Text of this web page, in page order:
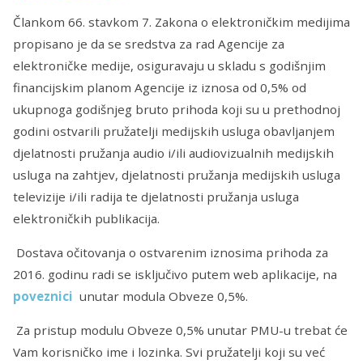
Člankom 66. stavkom 7. Zakona o elektroničkim medijima
propisano je da se sredstva za rad Agencije za
elektroničke medije, osiguravaju u skladu s godišnjim
financijskim planom Agencije iz iznosa od 0,5% od
ukupnoga godišnjeg bruto prihoda koji su u prethodnoj
godini ostvarili pružatelji medijskih usluga obavljanjem
djelatnosti pružanja audio i/ili audiovizualnih medijskih
usluga na zahtjev, djelatnosti pružanja medijskih usluga
televizije i/ili radija te djelatnosti pružanja usluga
elektroničkih publikacija.
Dostava očitovanja o ostvarenim iznosima prihoda za
2016. godinu radi se isključivo putem web aplikacije, na
poveznici unutar modula Obveze 0,5%.
Za pristup modulu Obveze 0,5% unutar PMU-u trebat će
Vam korisničko ime i lozinka. Svi pružatelji koji su već